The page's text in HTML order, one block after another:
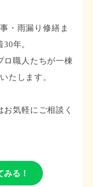
・雨漏り修繕ま
年。
ロ職人たちが一棟
たします。
気軽にご相談く
る！